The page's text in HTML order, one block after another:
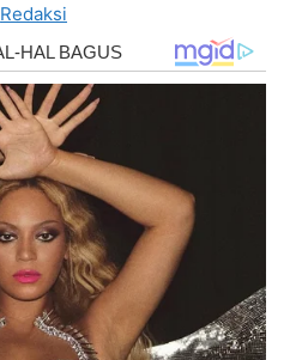
Redaksi